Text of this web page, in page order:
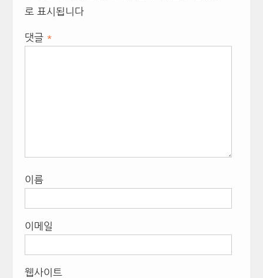
로 표시됩니다
댓글 *
이름
이메일
웹사이트